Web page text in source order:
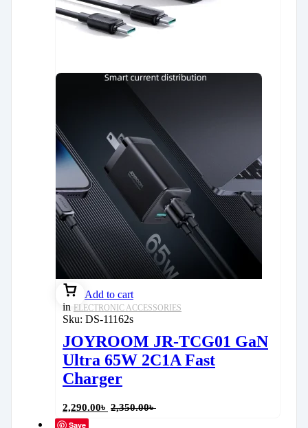
Add to cart
in ELECTRONIC ACCESSORIES
Sku: DS-11162s
JOYROOM JR-TCG01 GaN
Ultra 65W 2C1A Fast
Charger
2,290.00৳ 2,350.00৳
Save